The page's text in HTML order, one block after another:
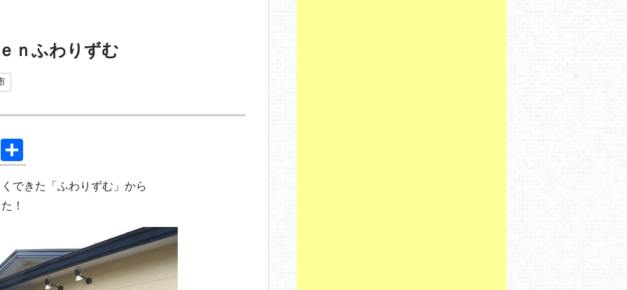
ｎふわりずむ
Pi
有
できた「ふわりずむ」から
！